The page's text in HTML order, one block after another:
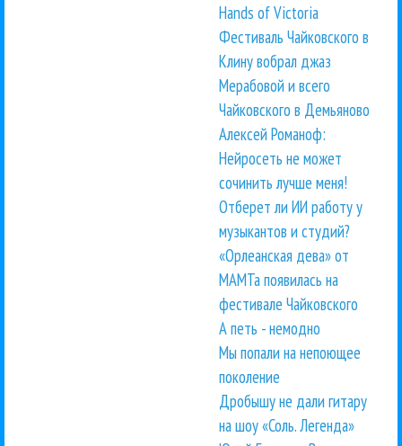
Hands of Victoria
Фестиваль Чайковского в
Клину вобрал джаз
Мерабовой и всего
Чайковского в Демьяново
Алексей Романоф:
Нейросеть не может
сочинить лучше меня!
Отберет ли ИИ работу у
музыкантов и студий?
«Орлеанская дева» от
МАМТа появилась на
фестивале Чайковского
А петь - немодно
Мы попали на непоющее
поколение
Дробышу не дали гитару
на шоу «Соль. Легенда»